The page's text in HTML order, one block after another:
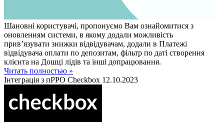
Шановні користувачі, пропонуємо Вам ознайомитися з
оновленням системи, в якому додали можливість
прив’язувати знижки відвідувачам, додали в Платежі
відвідувача оплати по депозитам, фільтр по даті створення
клієнта на Дошці лідів та інші допрацювання.
Читать полностью »
Інтеграція з пРРО Checkbox 12.10.2023